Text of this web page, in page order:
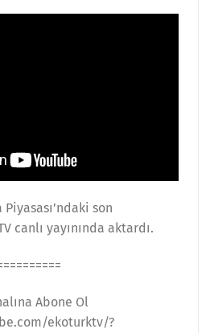
son
canlı yayınında aktardı.
Abone Ol
ekoturktv/?